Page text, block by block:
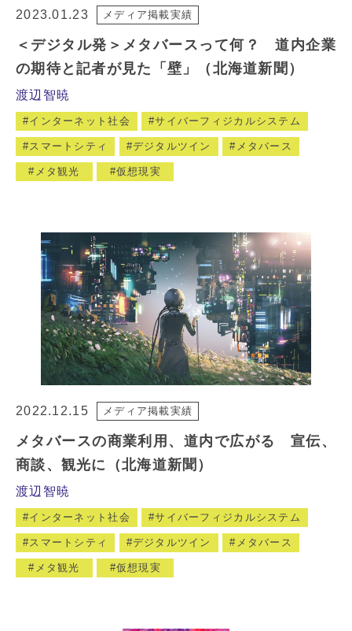
2023.01.23 メディア掲載実績
＜デジタル発＞メタバースって何？ 道内企業
の期待と記者が見た「壁」（北海道新聞）
渡辺智暁
インターネット社会 サイバーフィジカルシステム
スマートシティ デジタルツイン メタバース
メタ観光 仮想現実
2022.12.15 メディア掲載実績
メタバースの商業利用、道内で広がる 宣伝、
商談、観光に（北海道新聞）
渡辺智暁
インターネット社会 サイバーフィジカルシステム
スマートシティ デジタルツイン メタバース
メタ観光 仮想現実